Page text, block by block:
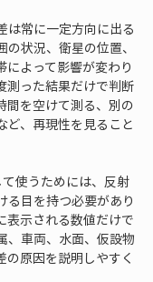
は常に一定方向に出る
状況、衛星の位置、
によって影響が変わり
測った結果だけで判断
間を空けて測る、別の
ど、再現性を見ること
使うためには、反射
る目を持つ必要があり
表示される数値だけで
、車両、水面、仮設物
の原因を説明しやすく